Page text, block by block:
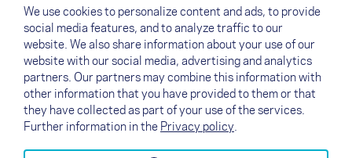
das Handling eher verschlechtert,
die Aerodynamik und damit auch die Leistung negativ
beeinflusst, weil mehr Leinenmeter mehr Luftwiderstand
bedeuten.
Die Low Drag Brake verzichtet zu Gunsten von Handling
und Performance bewusst auf die perfekte Optik.
We use cookies to personalize content and ads, to provide
social media features, and to analyze traffic to our
website. We also share information about your use of our
website with our social media, advertising and analytics
partners. Our partners may combine this information with
other information that you have provided to them or that
they have collected as part of your use of the services.
Further information in the Privacy policy.